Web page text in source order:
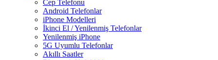
Cep Telefonu
Android Telefonlar
iPhone Modelleri
İkinci El / Yenilenmiş Telefonlar
Yenilenmiş iPhone
5G Uyumlu Telefonlar
Akıllı Saatler